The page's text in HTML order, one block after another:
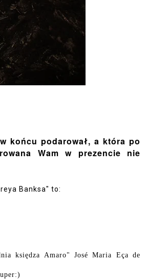
końcu podarował, a która po
Wam w prezencie nie
Banksa" to:
księdza Amaro" José Maria Eça de